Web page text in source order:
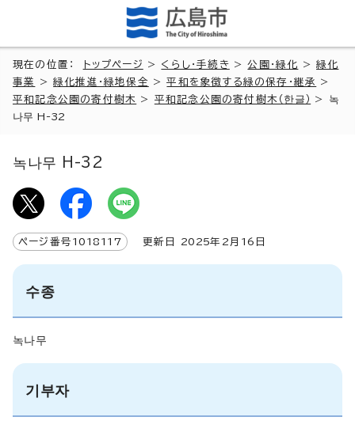
現在の位置： トップページ > くらし・手続き >公園・緑化 >緑化
事業
>緑化推進・緑地保全 >平和を象徴する緑の保存・継承
>
平和記念公園の寄付樹木
> 平和記念公園の寄付樹木（ 한글 ） > 녹
나무 H-32
녹나무 H-32
ページ番号 1018117 更新日 2025年2月 16 日
수종
녹나무
기부자